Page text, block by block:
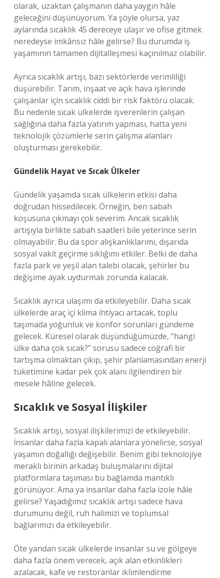
olarak, uzaktan çalışmanın daha yaygın hâle
geleceğini düşünüyorum. Ya şöyle olursa, yaz
aylarında sıcaklık 45 dereceye ulaşır ve ofise gitmek
neredeyse imkânsız hâle gelirse? Bu durumda iş
yaşamının tamamen dijitalleşmesi kaçınılmaz olabilir.
Ayrıca sıcaklık artışı, bazı sektörlerde verimliliği
düşürebilir. Tarım, inşaat ve açık hava işlerinde
çalışanlar için sıcaklık ciddi bir risk faktörü olacak.
Bu nedenle sıcak ülkelerde işverenlerin çalışan
sağlığına daha fazla yatırım yapması, hatta yeni
teknolojik çözümlerle serin çalışma alanları
oluşturması gerekebilir.
Gündelik Hayat ve Sıcak Ülkeler
Gündelik yaşamda sıcak ülkelerin etkisi daha
doğrudan hissedilecek. Örneğin, ben sabah
koşusuna çıkmayı çok severim. Ancak sıcaklık
artışıyla birlikte sabah saatleri bile yeterince serin
olmayabilir. Bu da spor alışkanlıklarımı, dışarıda
sosyal vakit geçirme sıklığımı etkiler. Belki de daha
fazla park ve yeşil alan talebi olacak, şehirler bu
değişime ayak uydurmak zorunda kalacak.
Sıcaklık ayrıca ulaşımı da etkileyebilir. Daha sıcak
ülkelerde araç içi klima ihtiyacı artacak, toplu
taşımada yoğunluk ve konfor sorunları gündeme
gelecek. Küresel olarak düşündüğümüzde, “hangi
ülke daha çok sıcak?” sorusu sadece coğrafi bir
tartışma olmaktan çıkıp, şehir planlamasından enerji
tüketimine kadar pek çok alanı ilgilendiren bir
mesele hâline gelecek.
Sıcaklık ve Sosyal İlişkiler
Sıcaklık artışı, sosyal ilişkilerimizi de etkileyebilir.
İnsanlar daha fazla kapalı alanlara yönelirse, sosyal
yaşamın doğallığı değişebilir. Benim gibi teknolojiye
meraklı birinin arkadaş buluşmalarını dijital
platformlara taşıması bu bağlamda mantıklı
görünüyor. Ama ya insanlar daha fazla izole hâle
gelirse? Yaşadığımız sıcaklık artışı sadece hava
durumunu değil, ruh halimizi ve toplumsal
bağlarımızı da etkileyebilir.
Öte yandan sıcak ülkelerde insanlar su ve gölgeye
daha fazla önem verecek, açık alan etkinlikleri
azalacak, kafe ve restoranlar iklimlendirme